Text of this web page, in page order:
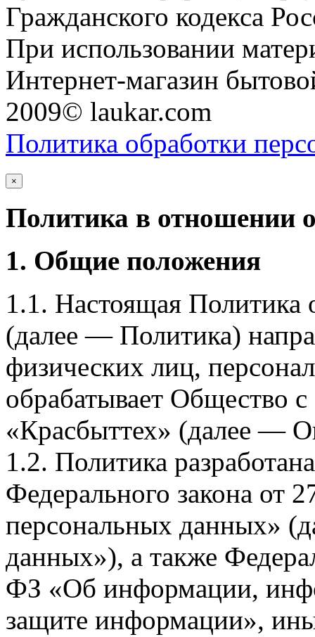
Гражданского кодекса
При использовании
Интернет-магазин
2009© laukar.com
Политика обработки
×
Политика в отношении
1. Общие положения
1.1. Настоящая Политика
(далее — Политика)
физических лиц,
обрабатывает Общество
«Красбыттех» (далее —
1.2. Политика
Федерального закона
персональных данных»
данных»), а также
ФЗ «Об информации,
защите информации»,